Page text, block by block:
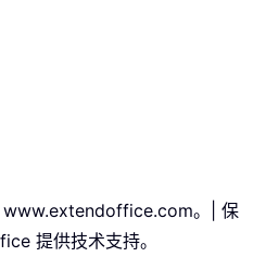
。| 保
提供技术支持。